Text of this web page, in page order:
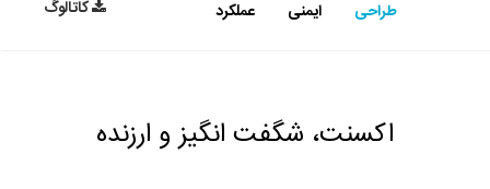
طراحی ایمنی عملکرد کاتالوگ
اكسنت، شگفت انگیز و ارزنده